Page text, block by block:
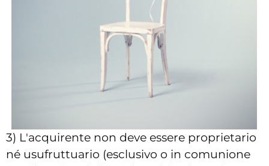
3) L'acquirente non deve essere proprietario
né usufruttuario (esclusivo o in comunione